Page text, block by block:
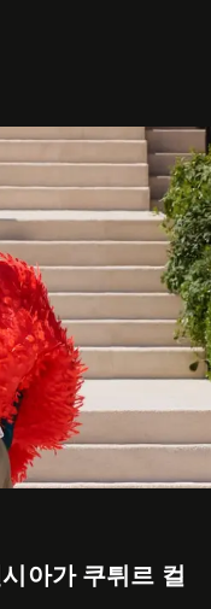
아가 쿠튀르 컬